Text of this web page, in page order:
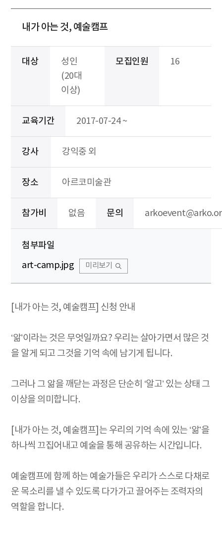
내가 아는 것, 예술캠프
대상
성인
(20대
이상)
모집인원 16
교육기간 2017-07-24 ~
강사 강익중 외
장소 아르코미술관
참가비 없음 문의
첨부파일
art-camp.jpg
미리보기
[내가 아는 것, 예술캠프] 신청 안내
‘앎’이라는 것은 무엇일까요? 우리는 살아가면서 많은 것
을 알게 되고 그것을 기억 속에 남기게 됩니다.
그러나 그 앎을 깨닫는 과정은 단순히 ‘알고’ 있는 상태 그
이상을 의미합니다.
[내가 아는 것, 예술캠프]는 우리의 기억 속에 있는 ‘앎’을
하나씩 끄집어내고 예술을 통해 공유하는 시간입니다.
예술캠프에 함께 하는 예술가들은 우리가 스스로 다채로
운 목소리를 낼 수 있도록 다가가고 끌어주는 조력자의
역할을 합니다.